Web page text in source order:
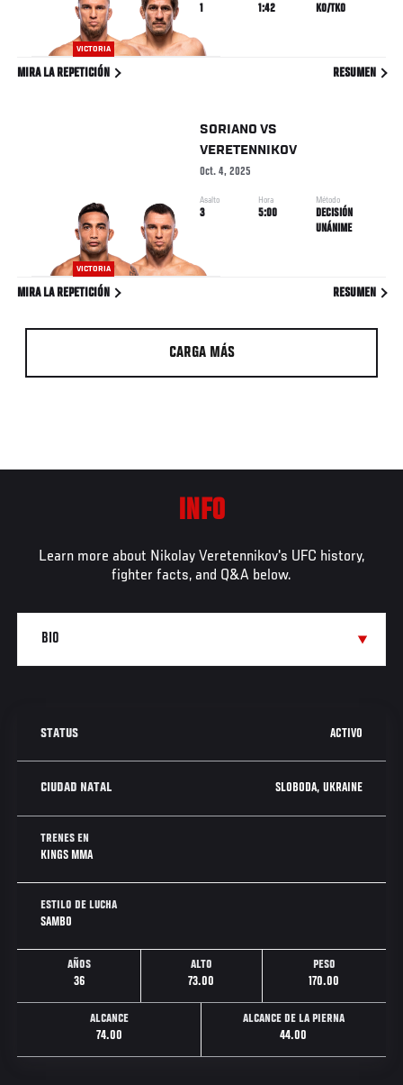
VICTORIA
1 1:42 KO/TKO
MIRA LA REPETICIÓN RESUMEN
VICTORIA
SORIANO VS
VERETENNIKOV
Oct. 4, 2025
Asalto
3
Hora
5:00
Método
DECISIÓN
UNÁNIME
MIRA LA REPETICIÓN RESUMEN
CARGA MÁS
INFO
Learn more about Nikolay Veretennikov's UFC history,
fighter facts, and Q&A below.
STATUS ACTIVO
CIUDAD NATAL SLOBODA, UKRAINE
TRENES EN
KINGS MMA
ESTILO DE LUCHA
SAMBO
AÑOS
36
ALTO
73.00
PESO
170.00
ALCANCE
74.00
ALCANCE DE LA PIERNA
44.00